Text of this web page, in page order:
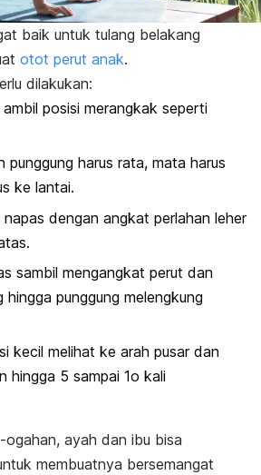
baik untuk tulang belakang
otot perut anak.
dilakukan:
posisi merangkak seperti
punggung harus rata, mata harus
ke lantai.
napas dengan angkat perlahan leher
sambil mengangkat perut dan
hingga punggung melengkung
kecil melihat ke arah pusar dan
hingga 5 sampai 1o kali
ayah dan ibu bisa
membuatnya bersemangat